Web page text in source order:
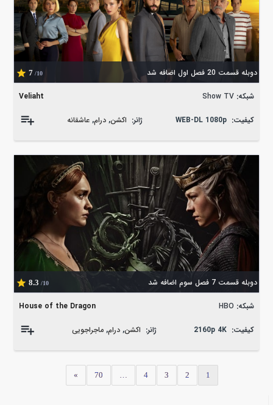
دوبله قسمت 20 فصل اول اضافه شد 7 /10
Veliaht شبکه: Show TV
کیفیت: WEB-DL 1080p ژانر: اکشن, درام, عاشقانه
دوبله قسمت 7 فصل سوم اضافه شد 8.3 /10
House of the Dragon شبکه: HBO
کیفیت: 2160p 4K ژانر: اکشن,درام,ماجراجویی
1
2
3
4
…
70
»